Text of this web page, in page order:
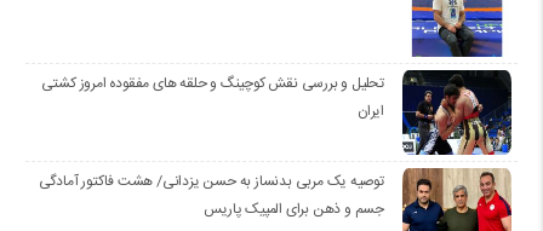
تحلیل و بررسی نقش کوچینگ و حلقه های مفقوده امروز کشتی
ایران
توصیه یک مربی بدنساز به حسن یزدانی/ هشت فاکتور آمادگی
جسم و ذهن برای المپیک پاریس